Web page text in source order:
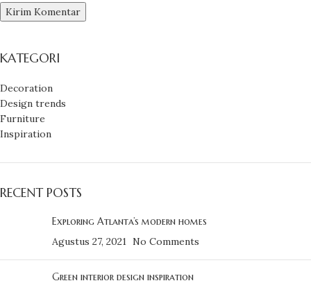
KATEGORI
Decoration
Design trends
Furniture
Inspiration
RECENT POSTS
Exploring Atlanta’s modern homes
Agustus 27, 2021 No Comments
Green interior design inspiration